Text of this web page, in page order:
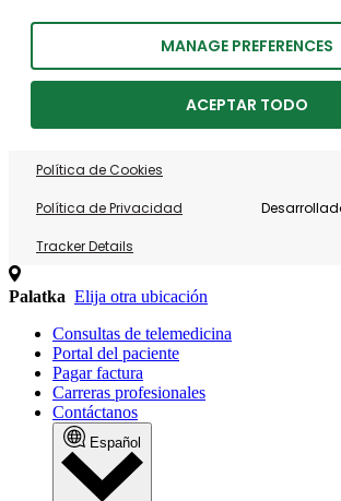
MANAGE PREFERENCES
ACEPTAR TODO
Política de Cookies
Política de Privacidad
Tracker Details
Palatka Elija otra ubicación
Consultas de telemedicina
Portal del paciente
Pagar factura
Carreras profesionales
Contáctanos
Español